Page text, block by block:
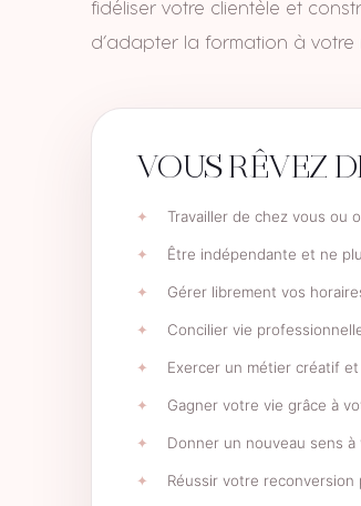
fidéliser votre clientèle et
d’adapter la formation à
VOUS RÊVEZ
Travailler de chez vous ou
Être indépendante et ne
Gérer librement vos
Concilier vie
Exercer un métier créatif
Gagner votre vie grâce à
Donner un nouveau sens
Réussir votre reconversion